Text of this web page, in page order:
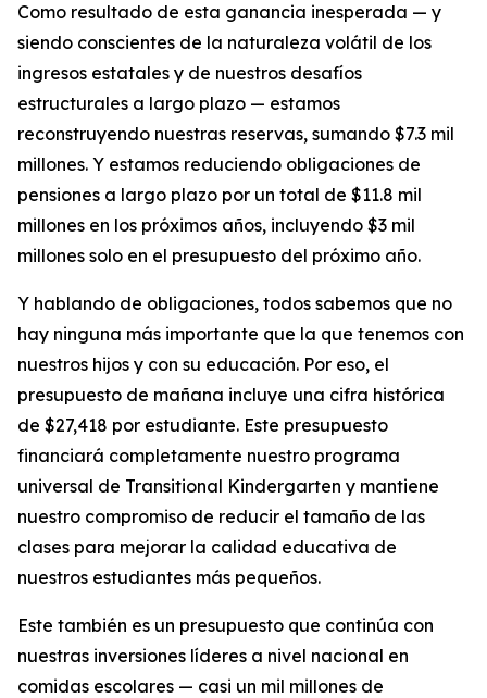
Como resultado de esta ganancia inesperada — y
siendo conscientes de la naturaleza volátil de los
ingresos estatales y de nuestros desafíos
estructurales a largo plazo — estamos
reconstruyendo nuestras reservas, sumando $7.3 mil
millones. Y estamos reduciendo obligaciones de
pensiones a largo plazo por un total de $11.8 mil
millones en los próximos años, incluyendo $3 mil
millones solo en el presupuesto del próximo año.
Y hablando de obligaciones, todos sabemos que no
hay ninguna más importante que la que tenemos con
nuestros hijos y con su educación. Por eso, el
presupuesto de mañana incluye una cifra histórica
de $27,418 por estudiante. Este presupuesto
financiará completamente nuestro programa
universal de Transitional Kindergarten y mantiene
nuestro compromiso de reducir el tamaño de las
clases para mejorar la calidad educativa de
nuestros estudiantes más pequeños.
Este también es un presupuesto que continúa con
nuestras inversiones líderes a nivel nacional en
comidas escolares — casi un mil millones de